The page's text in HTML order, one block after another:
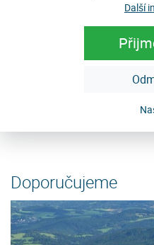
Další
Penzion Ekosport
Nekuřácký penzion je
u hranic šumavského
turistické trasy Strakonice -
Doporučujeme